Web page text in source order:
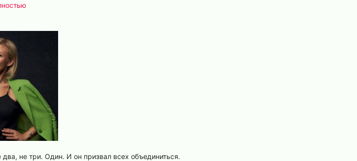
не три. Один. И он призвал всех объединиться.